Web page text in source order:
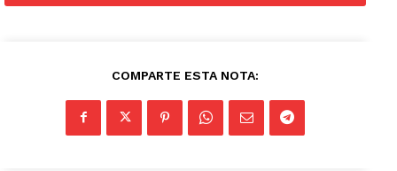
COMPARTE ESTA NOTA: